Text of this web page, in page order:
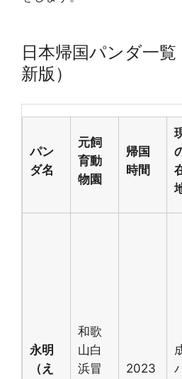
日本帰国パンダ一
新版）
パン
ダ名
元飼
育動
物園
帰国
時間
永明
（え
和歌
山白
浜冒
2023